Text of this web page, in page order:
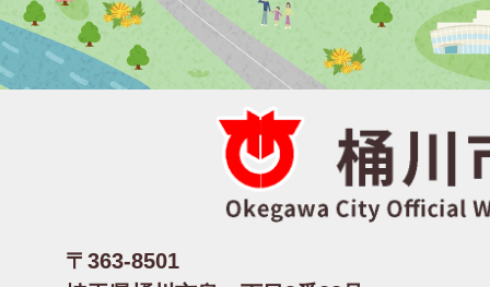
〒363-8501